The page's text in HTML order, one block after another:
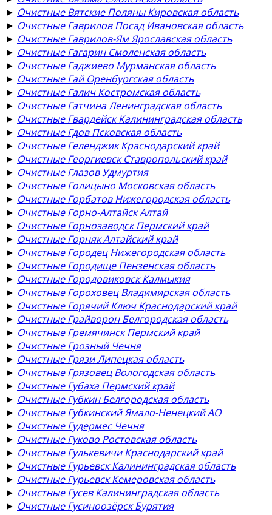
► Очистные Вятские Поляны Кировская область
► Очистные Гаврилов Посад Ивановская область
► Очистные Гаврилов-Ям Ярославская область
► Очистные Гагарин Смоленская область
► Очистные Гаджиево Мурманская область
► Очистные Гай Оренбургская область
► Очистные Галич Костромская область
► Очистные Гатчина Ленинградская область
► Очистные Гвардейск Калининградская область
► Очистные Гдов Псковская область
► Очистные Геленджик Краснодарский край
► Очистные Георгиевск Ставропольский край
► Очистные Глазов Удмуртия
► Очистные Голицыно Московская область
► Очистные Горбатов Нижегородская область
► Очистные Горно-Алтайск Алтай
► Очистные Горнозаводск Пермский край
► Очистные Горняк Алтайский край
► Очистные Городец Нижегородская область
► Очистные Городище Пензенская область
► Очистные Городовиковск Калмыкия
► Очистные Гороховец Владимирская область
► Очистные Горячий Ключ Краснодарский край
► Очистные Грайворон Белгородская область
► Очистные Гремячинск Пермский край
► Очистные Грозный Чечня
► Очистные Грязи Липецкая область
► Очистные Грязовец Вологодская область
► Очистные Губаха Пермский край
► Очистные Губкин Белгородская область
► Очистные Губкинский Ямало-Ненецкий АО
► Очистные Гудермес Чечня
► Очистные Гуково Ростовская область
► Очистные Гулькевичи Краснодарский край
► Очистные Гурьевск Калининградская область
► Очистные Гурьевск Кемеровская область
► Очистные Гусев Калининградская область
► Очистные Гусиноозёрск Бурятия